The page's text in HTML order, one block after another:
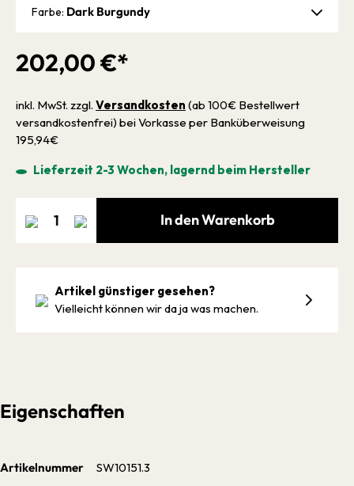
202,00 €*
inkl. MwSt. zzgl. Versandkosten (ab 100€ Bestellwert
versandkostenfrei) bei Vorkasse per Banküberweisung
195,94€
Lieferzeit 2-3 Wochen, lagernd beim Hersteller
Farbe: Dark Burgundy
In den Warenkorb
Artikel günstiger gesehen?
Vielleicht können wir da ja was machen.
Eigenschaften
Artikelnummer SW10151.3